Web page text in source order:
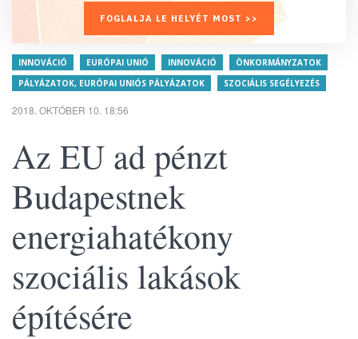
FOGLALJA LE HELYÉT MOST >>
INNOVÁCIÓ EURÓPAI UNIÓ INNOVÁCIÓ
ÖNKORMÁNYZATOK
PÁLYÁZATOK, EURÓPAI UNIÓS PÁLYÁZATOK
SZOCIÁLIS SEGÉLYEZÉS
2018. OKTÓBER 10. 18:56
Az EU ad pénzt
Budapestnek
energiahatékony
szociális lakások
építésére